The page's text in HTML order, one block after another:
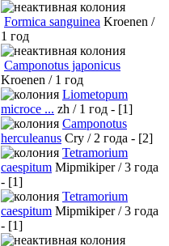
Formica sanguinea Kroenen /
1 год
Camponotus japonicus
Kroenen / 1 год
Liometopum
microce ... zh / 1 год - [1]
Camponotus
herculeanus Cry / 2 года - [2]
Tetramorium
caespitum Mipmikiper / 3 года
- [1]
Tetramorium
caespitum Mipmikiper / 3 года
- [1]